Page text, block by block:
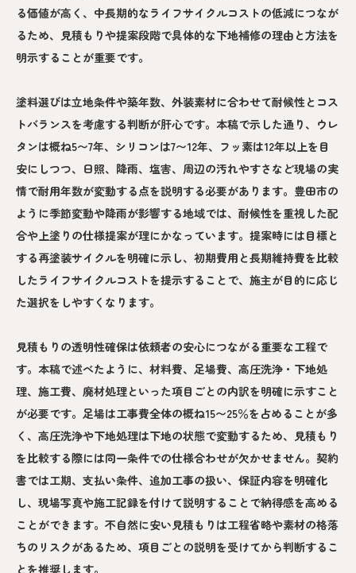
る価値が高く、中長期的なライフサイクルコストの低減につなが
るため、見積もりや提案段階で具体的な下地補修の理由と方法を
明示することが重要です。
塗料選びは立地条件や築年数、外装素材に合わせて耐候性とコス
トバランスを考慮する判断が肝心です。本稿で示した通り、ウレ
タンは概ね5〜7年、シリコンは7〜12年、フッ素は12年以上を目
安にしつつ、日照、降雨、塩害、周辺の汚れやすさなど現場の実
情で耐用年数が変動する点を説明する必要があります。豊田市の
ように季節変動や降雨が影響する地域では、耐候性を重視した配
合や上塗りの仕様提案が理にかなっています。提案時には目標と
する再塗装サイクルを明確に示し、初期費用と長期維持費を比較
したライフサイクルコストを提示することで、施主が目的に応じ
た選択をしやすくなります。
見積もりの透明性確保は依頼者の安心につながる重要な工程で
す。本稿で述べたように、材料費、足場費、高圧洗浄・下地処
理、施工費、廃材処理といった項目ごとの内訳を明確に示すこと
が必要です。足場は工事費全体の概ね15〜25％を占めることが多
く、高圧洗浄や下地処理は下地の状態で変動するため、見積もり
を比較する際には同一条件での仕様合わせが欠かせません。契約
書では工期、支払い条件、追加工事の扱い、保証内容を明確化
し、現場写真や施工記録を付けて説明することで納得感を高める
ことができます。不自然に安い見積もりは工程省略や素材の格落
ちのリスクがあるため、項目ごとの説明を受けてから判断するこ
とを推奨します。